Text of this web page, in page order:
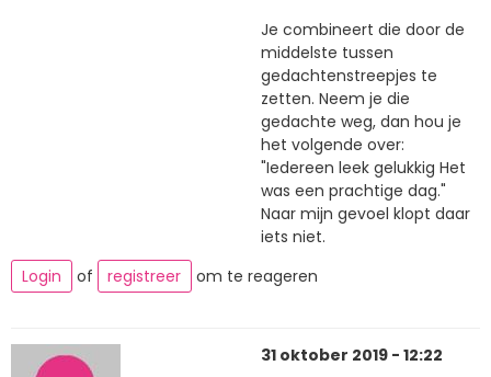
Je combineert die door de
middelste tussen
gedachtenstreepjes te
zetten. Neem je die
gedachte weg, dan hou je
het volgende over:
"Iedereen leek gelukkig Het
was een prachtige dag."
Naar mijn gevoel klopt daar
iets niet.
Login
of registreer om te reageren
31 oktober 2019 - 12:22